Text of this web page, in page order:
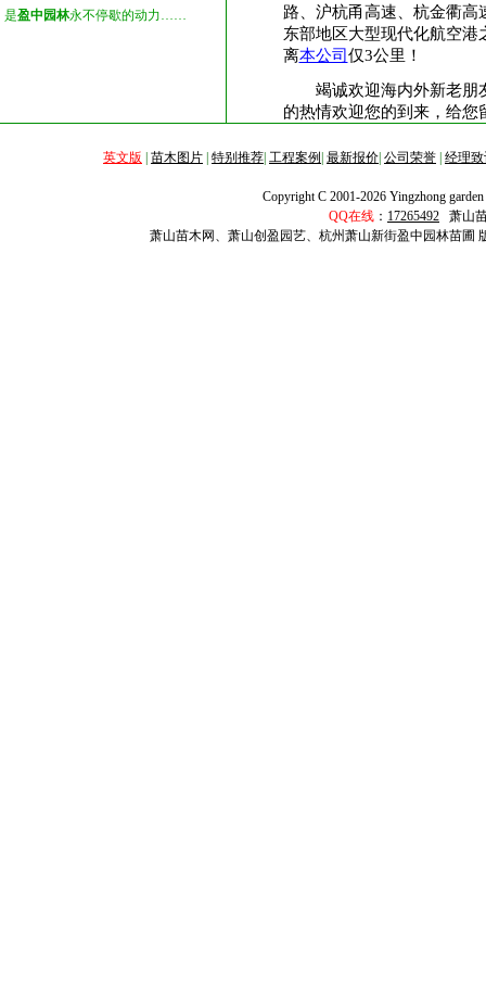
路、沪杭甬高速、杭金衢高
东部地区大型现代化航空
离本公司 仅3公里！
竭诚欢迎海内外新老朋友
的热情欢迎您的到来，给您
是盈中园林永不停歇的动力……
英文版 苗木图片 特别推荐 工程案例 最新报价 公司荣誉 经理
Copyright C 2001-2026 Yingzhong
QQ在线 ： 17265492
萧山
萧山苗木网、萧山创盈园艺、杭州萧山新街盈中园林苗圃